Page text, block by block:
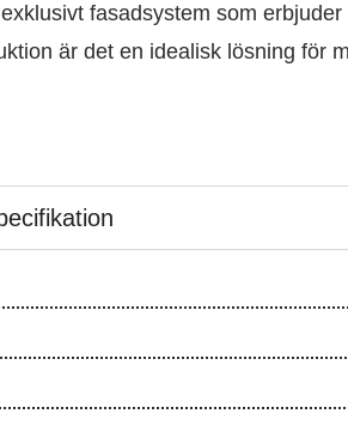
fasadsystem som
är det en idealisk lösning för